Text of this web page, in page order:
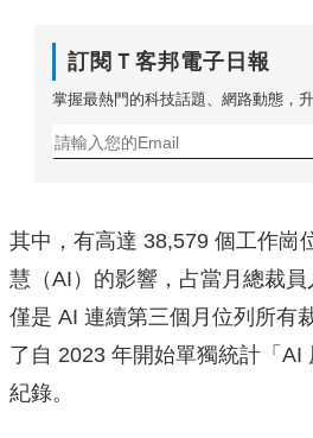
訂閱Ｔ客邦電子日報
掌握最熱門的科技話題、網路動態，
其中，有高達 38,579 個工作崗
慧（AI）的影響，占當月總裁
僅是 AI 連續第三個月位列所有
了自 2023 年開始單獨統計「AI
紀錄。